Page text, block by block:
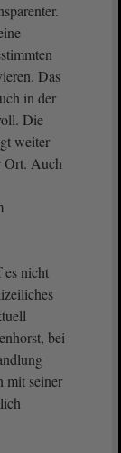
Das
in der
Die
weiter
Ort. Auch
es nicht
bei
mit seiner